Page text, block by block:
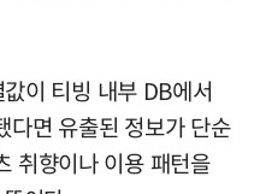
이 티빙 내부 DB에서
다면 유출된 정보가 단순
취향이나 이용 패턴을